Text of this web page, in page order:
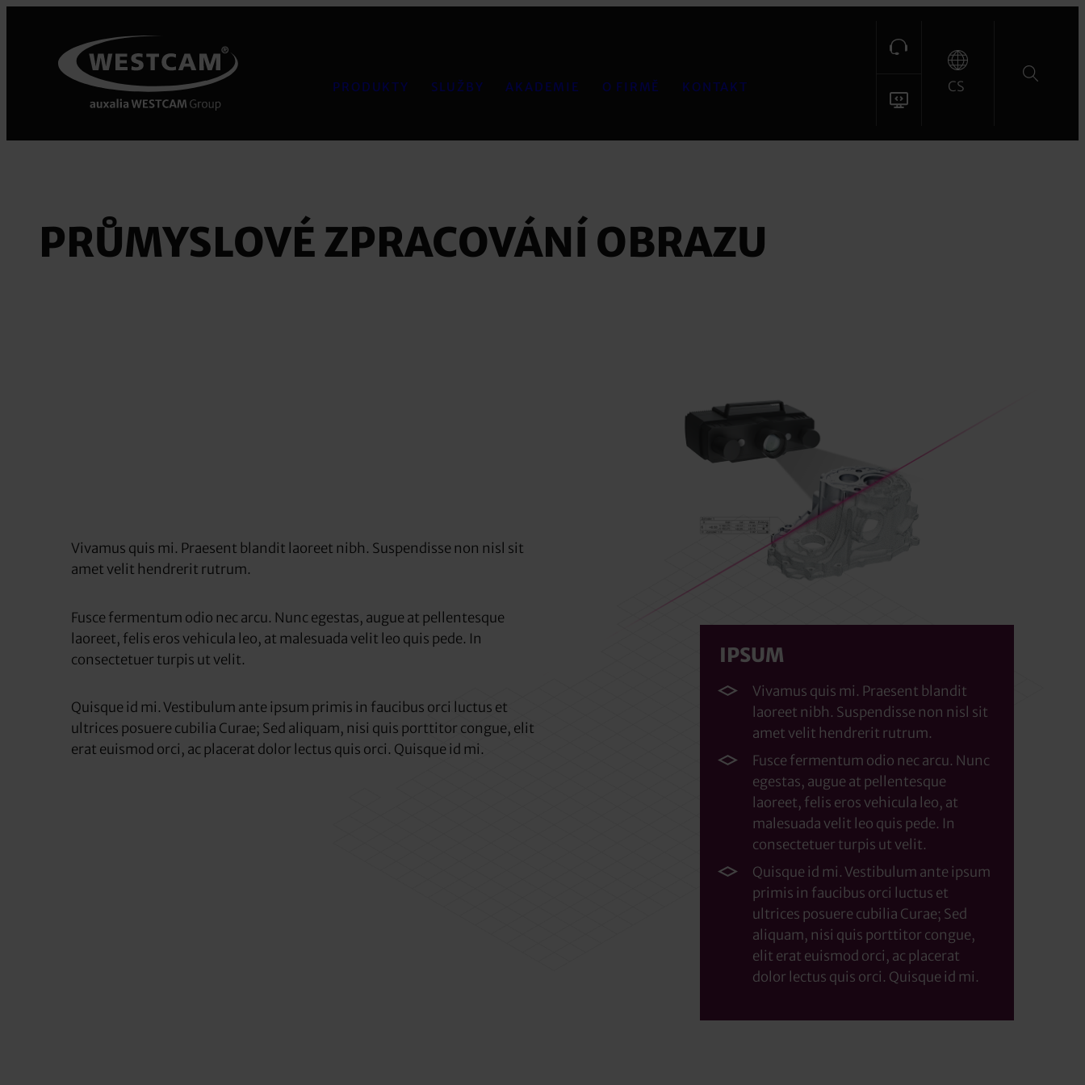
PRODUKTY SLUŽBY AKADEMIE O FIRMĚ KONTAKT CS
PRŮMYSLOVÉ ZPRACOVÁNÍ OBRAZU
Vivamus quis mi. Praesent blandit laoreet nibh. Suspendisse non nisl sit
amet velit hendrerit rutrum.
Fusce fermentum odio nec arcu. Nunc egestas, augue at pellentesque
laoreet, felis eros vehicula leo, at malesuada velit leo quis pede. In
consectetuer turpis ut velit.
Quisque id mi. Vestibulum ante ipsum primis in faucibus orci luctus et
ultrices posuere cubilia Curae; Sed aliquam, nisi quis porttitor congue, elit
erat euismod orci, ac placerat dolor lectus quis orci. Quisque id mi.
IPSUM
Vivamus quis mi. Praesent blandit
laoreet nibh. Suspendisse non nisl sit
amet velit hendrerit rutrum.
Fusce fermentum odio nec arcu. Nunc
egestas, augue at pellentesque
laoreet, felis eros vehicula leo, at
malesuada velit leo quis pede. In
consectetuer turpis ut velit.
Quisque id mi. Vestibulum ante ipsum
primis in faucibus orci luctus et
ultrices posuere cubilia Curae; Sed
aliquam, nisi quis porttitor congue,
elit erat euismod orci, ac placerat
dolor lectus quis orci. Quisque id mi.